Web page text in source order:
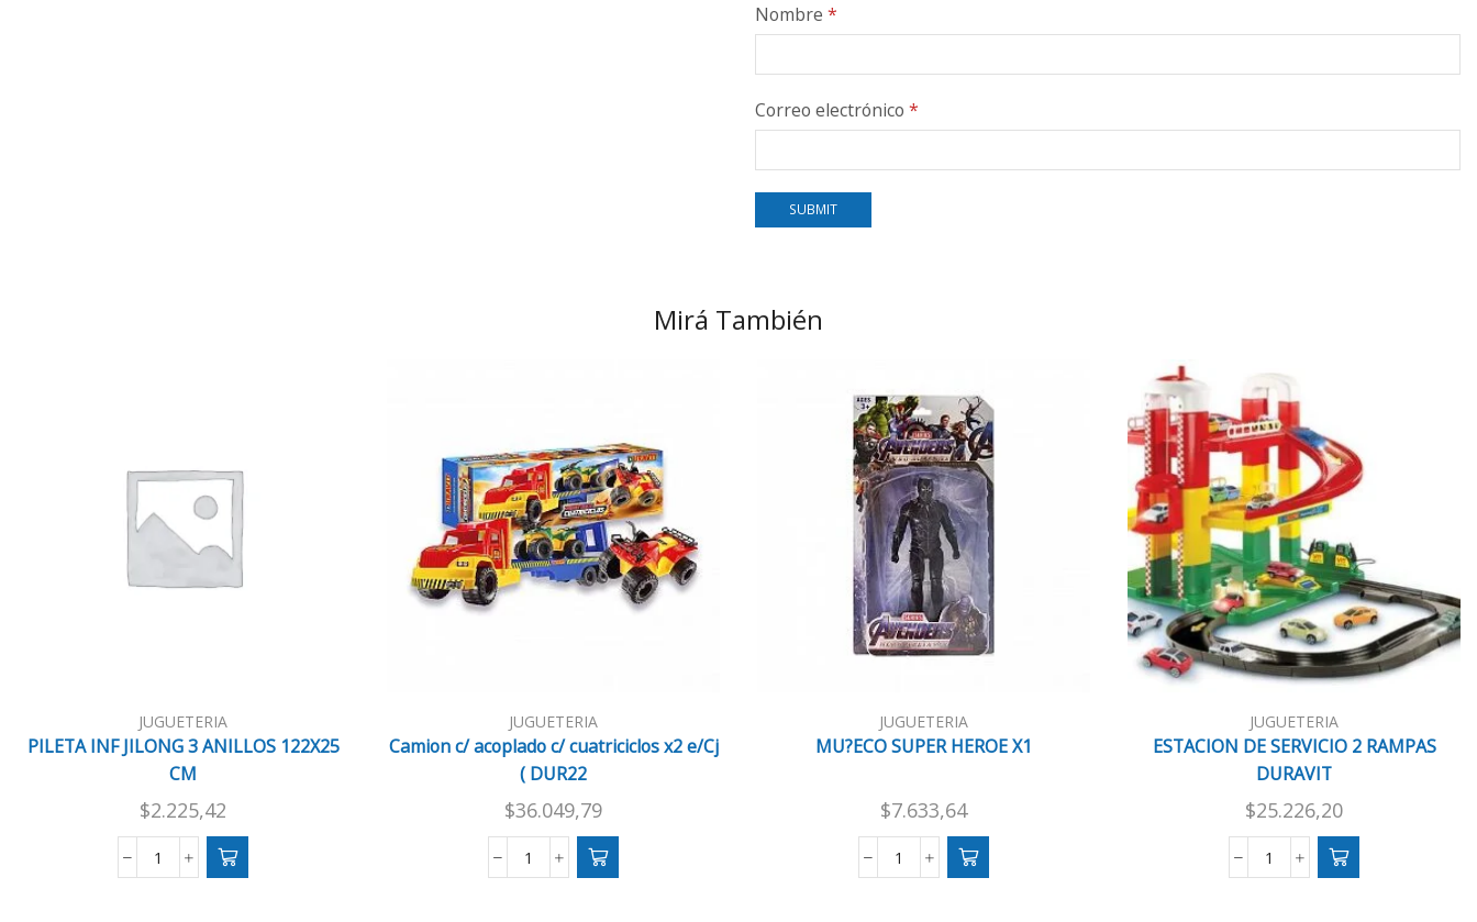
Nombre *
Correo electrónico *
Mirá También
JUGUETERIA
PILETA INF JILONG 3 ANILLOS 122X25
CM
$2.225,42
PILETA
JUGUETERIA
Camion c/ acoplado c/ cuatriciclos x2 e/Cj
( DUR22
$36.049,79
Camion
JUGUETERIA
MU?ECO SUPER HEROE X1
$7.633,64
MU?
JUGUETERIA
ESTACION DE SERVICIO 2 RAMPAS
DURAVIT
$25.226,20
ESTACION